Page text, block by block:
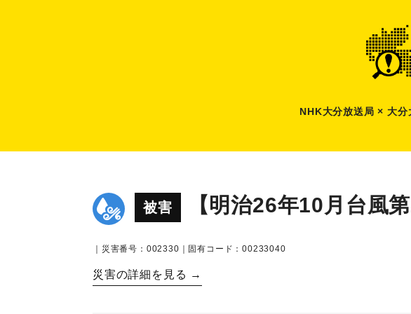
NHK大分放送局 × 大分
被害 【明治26年10月台風
｜災害番号：002330｜固有コード：00233040
災害の詳細を見る →